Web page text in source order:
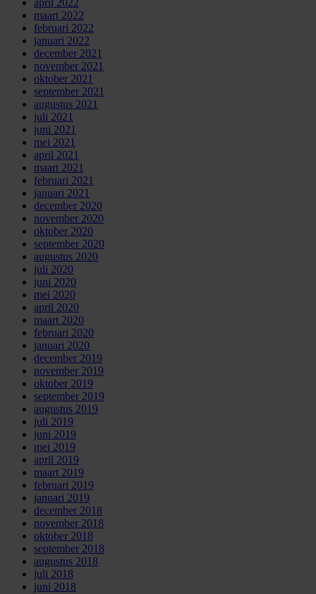
april 2022
maart 2022
februari 2022
januari 2022
december 2021
november 2021
oktober 2021
september 2021
augustus 2021
juli 2021
juni 2021
mei 2021
april 2021
maart 2021
februari 2021
januari 2021
december 2020
november 2020
oktober 2020
september 2020
augustus 2020
juli 2020
juni 2020
mei 2020
april 2020
maart 2020
februari 2020
januari 2020
december 2019
november 2019
oktober 2019
september 2019
augustus 2019
juli 2019
juni 2019
mei 2019
april 2019
maart 2019
februari 2019
januari 2019
december 2018
november 2018
oktober 2018
september 2018
augustus 2018
juli 2018
juni 2018